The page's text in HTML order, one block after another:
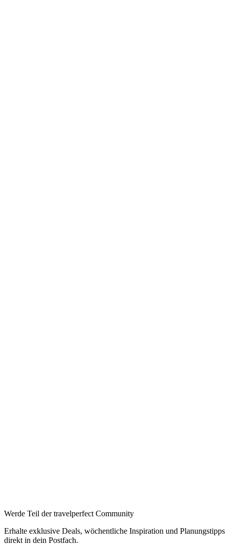
Werde Teil der travelperfect Community
Erhalte exklusive Deals, wöchentliche Inspiration und Planungstipps
direkt in dein Postfach.